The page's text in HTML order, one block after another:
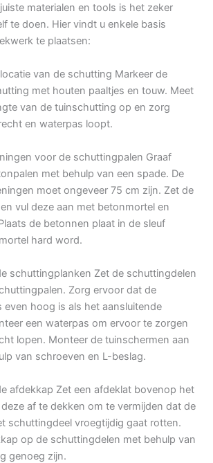
materialen en tools is het zeker
te doen. Hier vindt u enkele basis
te plaatsen:
van de schutting Markeer de
met houten paaltjes en touw. Meet
van de tuinschutting op en zorg
en waterpas loopt.
voor de schuttingpalen Graaf
met behulp van een spade. De
moet ongeveer 75 cm zijn. Zet de
vul deze aan met betonmortel en
de betonnen plaat in de sleuf
hard word.
schuttingplanken Zet de schuttingdelen
Zorg ervoor dat de
even hoog is als het aansluitende
een waterpas om ervoor te zorgen
lopen. Monteer de tuinschermen aan
van schroeven en L-beslag.
afdekkap Zet een afdeklat bovenop het
af te dekken om te vermijden dat de
schuttingdeel vroegtijdig gaat rotten.
op de schuttingdelen met behulp van
genoeg zijn.